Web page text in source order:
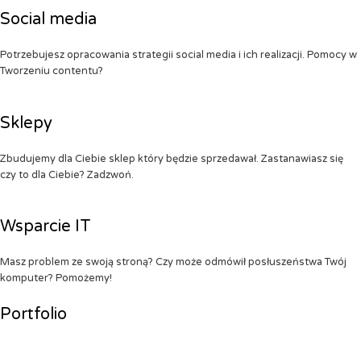
Social media
Potrzebujesz opracowania strategii social media i ich realizacji. Pomocy w
Tworzeniu contentu?
Sklepy
Zbudujemy dla Ciebie sklep który będzie sprzedawał. Zastanawiasz się
czy to dla Ciebie? Zadzwoń.
Wsparcie IT
Masz problem ze swoją stroną? Czy może odmówił posłuszeństwa Twój
komputer? Pomożemy!
Portfolio